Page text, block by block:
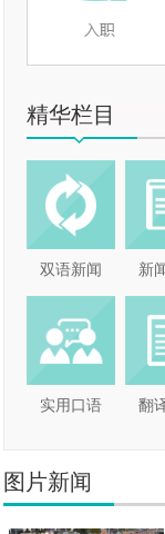
精华栏目
双语新闻 新
实用口语 翻
图片新闻